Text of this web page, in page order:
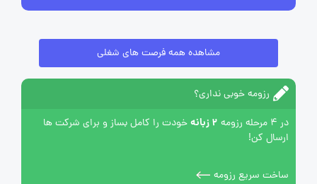
مشاهده همه فرصت های شغلی
رزومه خوبی نداری؟
در 4 مرحله رزومه
2 زبانه
خودت را کامل بساز و برای شرکت ها
ارسال کن!
ساخت سریع رزومه